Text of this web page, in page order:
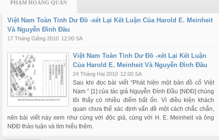
PHẠM HOÀNG QUÂN
Việt Nam Toàn Tỉnh Dư Đồ -xét Lại Kết Luận Của Harold E. Meinheit
Và Nguyễn Đình Đầu
17 Tháng Giêng 2010 12:00 SA
Việt Nam Toàn Tỉnh Dư Đồ -xét Lại Kết Luận
Của Harold E. Meinheit Và Nguyễn Đình Đầu
24 Tháng Hai 2010 12:00 SA
Sau khi đọc bài viết “Phát hiện một bản đồ cổ Việt
Nam ” [1] của tác giả Nguyễn Đình Đầu [NĐĐ] chúng
tôi thấy có nhiều điểm bất ổn. Vì điều kiện khách
quan chưa thể xác định vấn đề một cách chắc chắn,
nên bài viết này xem như cùng với độc giả, cùng với H. E. Meinheit và ông
NĐĐ thảo luận và tìm hiểu thêm.